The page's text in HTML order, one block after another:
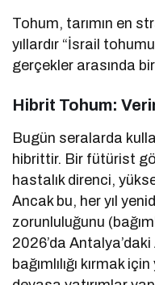
Tohum, tarımın en
yıllardır “İsrail
gerçekler arasında
Hibrit Tohum:
Bugün seralarda
hibrittir. Bir fütürist
hastalık direnci,
Ancak bu, her yıl
zorunluluğunu
2026’da
bağımlılığı kırmak